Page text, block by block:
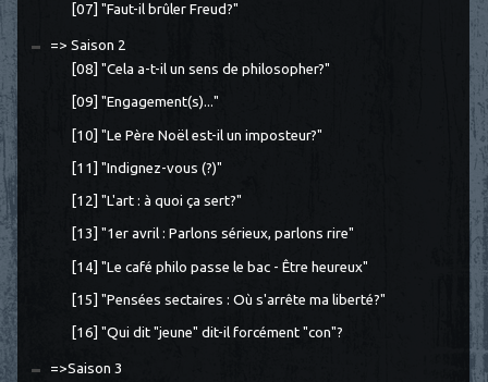
[07] "Faut-il brûler Freud?"
=> Saison 2
[08] "Cela a-t-il un sens de philosopher?"
[09] "Engagement(s)..."
[10] "Le Père Noël est-il un imposteur?"
[11] "Indignez-vous (?)"
[12] "L'art : à quoi ça sert?"
[13] "1er avril : Parlons sérieux, parlons rire"
[14] "Le café philo passe le bac - Être heureux"
[15] "Pensées sectaires : Où s'arrête ma liberté?"
[16] "Qui dit "jeune" dit-il forcément "con"?
=>Saison 3